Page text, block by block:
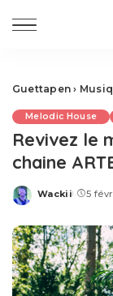
Guettapen ›
Melodic House
Revivez le
chaine
Posted
Wackii 5